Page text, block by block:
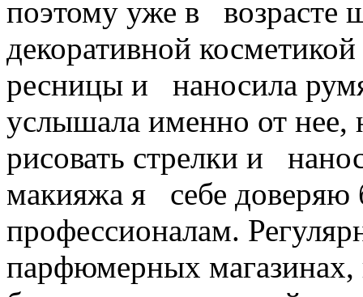
поэтому уже в возрасте
декоративной
ресницы и наносила
услышала именно от нее,
рисовать стрелки и
макияжа я себе
профессионалам.
парфюмерных